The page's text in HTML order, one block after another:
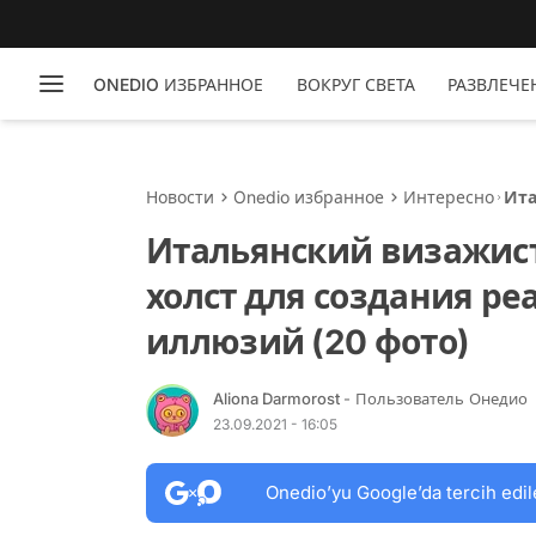
ONEDIO ИЗБРАННОЕ ВОКРУГ СВЕТА
Новости Onedio избранное Интересно
Итальянский
холст для создания
иллюзий (20 фото)
Aliona Darmorost - Пользователь Онедио
23.09.2021 - 16:05
Onedio’yu Google’da tercih